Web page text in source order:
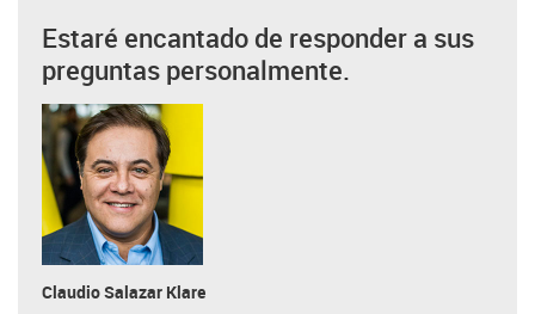
Estaré encantado de responder a sus
preguntas personalmente.
Claudio Salazar Klare